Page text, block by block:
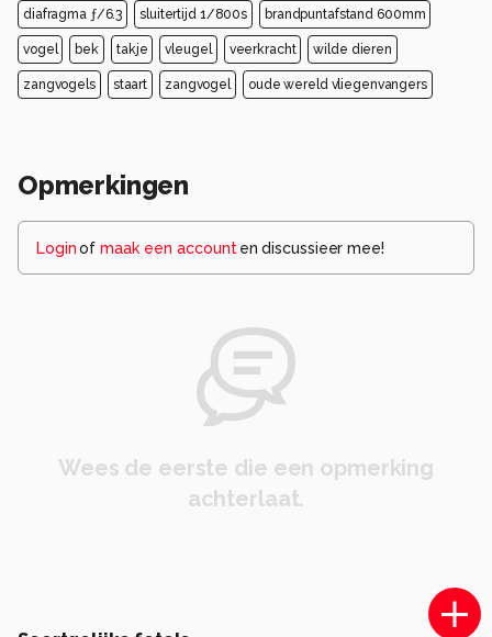
diafragma ƒ/6.3 sluitertijd 1/800s brandpuntafstand 600mm
vogel bek takje vleugel veerkracht wilde dieren
zangvogels staart zangvogel oude wereld vliegenvangers
Opmerkingen
Loginof maak een account en discussieer mee!
Wees de eerste die een opmerking
achterlaat.